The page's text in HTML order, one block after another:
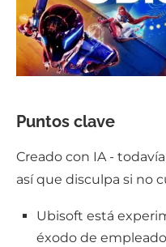
Puntos clave
Creado con IA -
así que disculpa si no
Ubisoft está
éxodo de